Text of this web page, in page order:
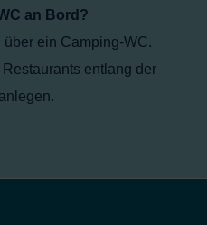
an Bord?
ein Camping-WC.
entlang der